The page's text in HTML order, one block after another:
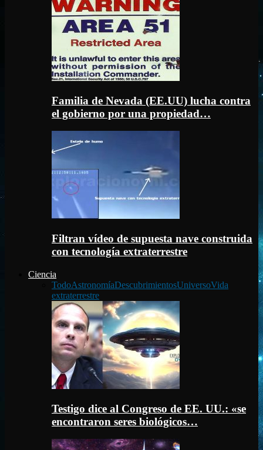
Familia de Nevada (EE.UU) lucha contra
el gobierno por una propiedad…
Filtran vídeo de supuesta nave construida
con tecnología extraterrestre
Ciencia
TodoAstronomíaDescubrimientosUniversoVida
extraterrestre
Testigo dice al Congreso de EE. UU.: «se
encontraron seres biológicos…